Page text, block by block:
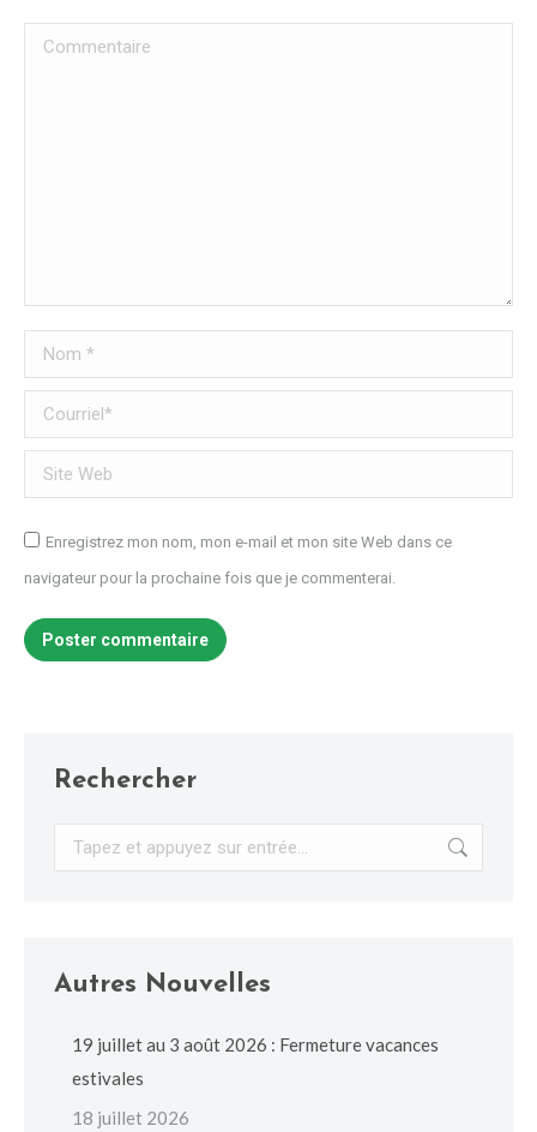
Commentaire
Nom *
Courriel *
Site Web
Enregistrez mon nom, mon e-mail et mon site Web dans ce
navigateur pour la prochaine fois que je commenterai.
Poster commentaire
Rechercher
Recherche
:
Autres Nouvelles
19 juillet au 3 août 2026 : Fermeture vacances
estivales
18 juillet 2026